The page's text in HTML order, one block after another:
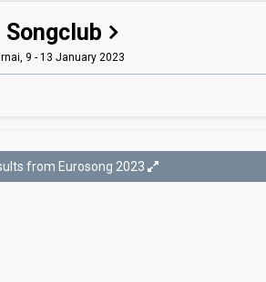
Songclub
9 - 13 January 2023
Final
from Eurosong 2023